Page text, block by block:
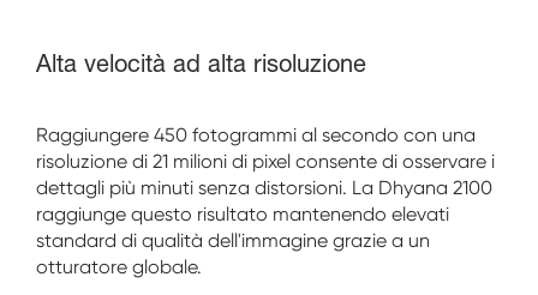
Alta velocità ad alta risoluzione
Raggiungere 450 fotogrammi al secondo con una
risoluzione di 21 milioni di pixel consente di osservare i
dettagli più minuti senza distorsioni. La Dhyana 2100
raggiunge questo risultato mantenendo elevati
standard di qualità dell'immagine grazie a un
otturatore globale.